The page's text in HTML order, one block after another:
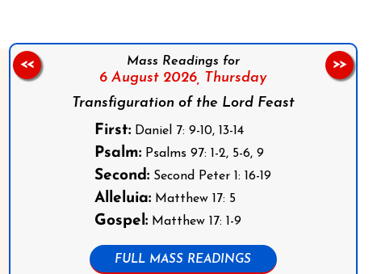
Mass Readings for
6 August 2026, Thursday
Transfiguration of the Lord Feast
First: Daniel 7: 9-10, 13-14
Psalm: Psalms 97: 1-2, 5-6, 9
Second: Second Peter 1: 16-19
Alleluia: Matthew 17: 5
Gospel: Matthew 17: 1-9
FULL MASS READINGS
<< >>